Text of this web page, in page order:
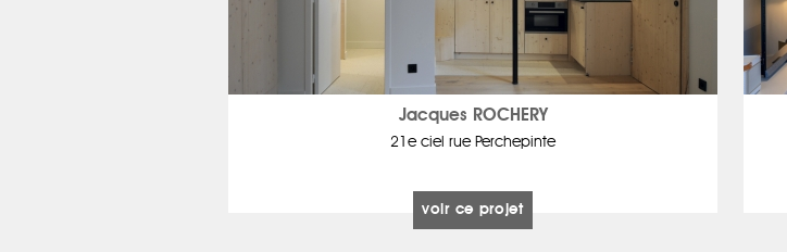
Jacques ROCHERY
21e ciel rue Perchepinte
voir ce projet